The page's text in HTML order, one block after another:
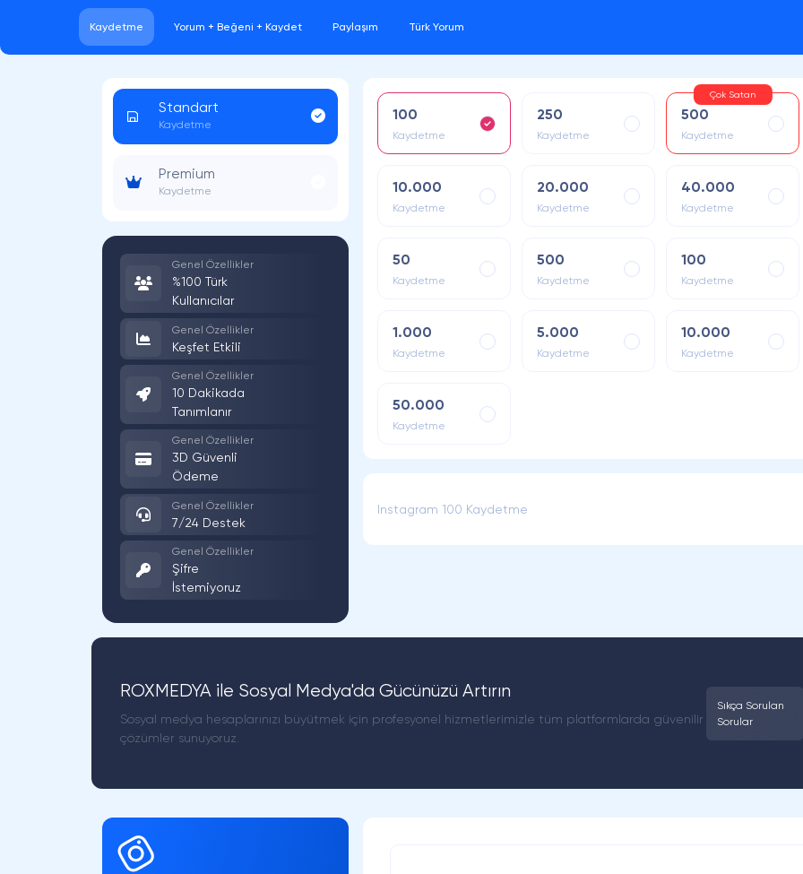
Kaydetme Yorum + Beğeni + Kaydet Paylaşım Türk Yorum
Standart
Kaydetme
Premium
Kaydetme
Genel Özellikler
%100 Türk
Kullanıcılar
Genel Özellikler
Keşfet Etkili
Genel Özellikler
10 Dakikada
Tanımlanır
Genel Özellikler
3D Güvenli
Ödeme
Genel Özellikler
7/24 Destek
Genel Özellikler
Şifre
İstemiyoruz
100
Kaydetme
250
Kaydetme
500
Kaydetme
Çok Satan
10.000
Kaydetme
20.000
Kaydetme
40.000
Kaydetme
50
Kaydetme
500
Kaydetme
100
Kaydetme
1.000
Kaydetme
5.000
Kaydetme
10.000
Kaydetme
50.000
Kaydetme
Instagram 100 Kaydetme
ROXMEDYA ile Sosyal Medya'da Gücünüzü Artırın
Sosyal medya hesaplarınızı büyütmek için profesyonel hizmetlerimizle tüm platformlarda güvenilir
çözümler sunuyoruz.
Sıkça Sorulan
Sorular